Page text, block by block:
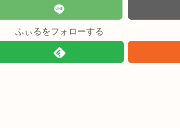
ふぃるをフォローする